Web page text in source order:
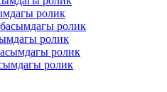
ролик
ролик
ролик
ролик
ролик